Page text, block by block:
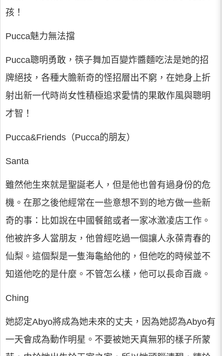
孩！
Pucca魅力無法擋
Pucca聰明勇敢，筷子舞加百變炸醬麵吃法是她的招
牌絕技，各種大膽新奇的怪招層出不窮，在她身上折
射出新一代時尚女性積極追求愛情的果敢作風與聰明
才智！
Pucca&Friends（Pucca的朋友）
Santa
雖然他生來就是聖誕老人，但是他也曾有過身份的危
機。在那之後他經常在一些意想不到的地方做一些新
奇的事：比如說在中國餐館或者一家冰激凌店工作。
他被許多人當朋友，他曾經吃過一個讓人永葆青春的
仙梨。這個梨是一隻海龜給他的，但他吃的時候並不
知道他吃的是什麼。不管怎么樣，他可以長命百歲。
Ching
她認定Abyo將成為她未來的丈夫，因為她認為Abyo有
一天會成為動作明星。不要被她天真無邪的樣子所蒙